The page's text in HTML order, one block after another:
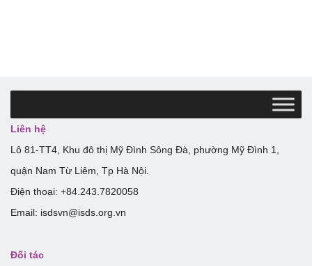
Liên hệ
Lô 81-TT4, Khu đô thị Mỹ Đình Sông Đà, phường Mỹ Đình 1,
quận Nam Từ Liêm, Tp Hà Nội.
Điện thoại: +84.243.7820058
Email: isdsvn@isds.org.vn
Đối tác